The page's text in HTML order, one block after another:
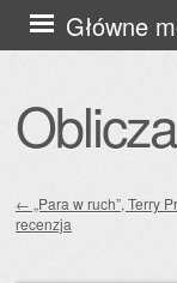
Główne
Przejdź
do
Zobacz wpisy
← „Para w ruch”, Terry
recenzja